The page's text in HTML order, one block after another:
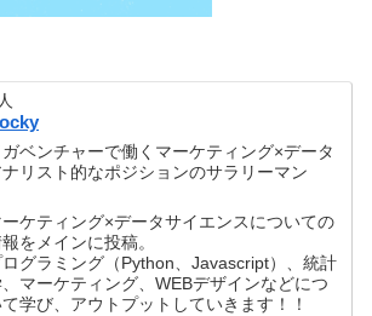
ガベンチャーで働くマーケティング×データ
ナリスト的なポジションのサラリーマン
ーケティング×データサイエンスについての
をメインに投稿。
ログラミング（Python、Javascript）、統計
マーケティング、WEBデザインなどにつ
て学び、アウトプットしていきます！！